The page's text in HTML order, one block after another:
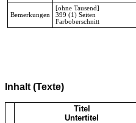
Bemerkungen
[ohne Tausend]
399 (1) Seiten
Farboberschnitt
Inhalt (Texte)
Titel
Untertitel